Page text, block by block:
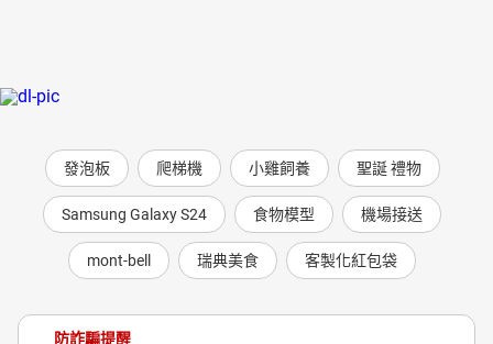
發泡板 爬梯機 小雞飼養 聖誕 禮物
Samsung Galaxy S24 食物模型 機場接送
mont-bell 瑞典美食 客製化紅包袋
防詐騙提醒